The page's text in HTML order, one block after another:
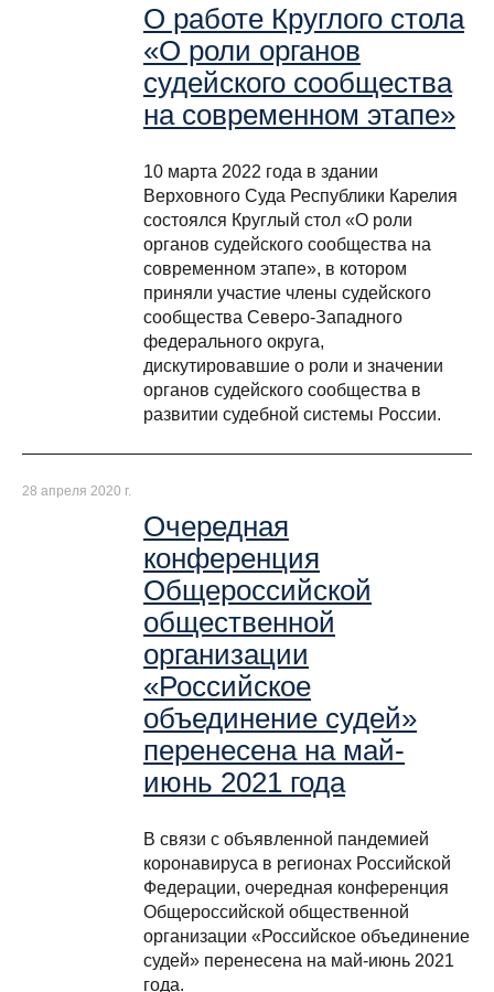
О работе Круглого стола
«О роли органов
судейского сообщества
на современном этапе»
10 марта 2022 года в здании
Верховного Суда Республики Карелия
состоялся Круглый стол «О роли
органов судейского сообщества на
современном этапе», в котором
приняли участие члены судейского
сообщества Северо-Западного
федерального округа,
дискутировавшие о роли и значении
органов судейского сообщества в
развитии судебной системы России.
28 апреля 2020 г.
Очередная
конференция
Общероссийской
общественной
организации
«Российское
объединение судей»
перенесена на май-
июнь 2021 года
В связи с объявленной пандемией
коронавируса в регионах Российской
Федерации, очередная конференция
Общероссийской общественной
организации «Российское объединение
судей» перенесена на май-июнь 2021
года.